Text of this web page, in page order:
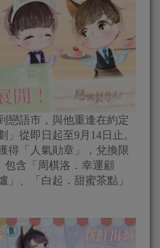
語市，與他重逢在約定
從即日起至9月14日止。
得「人氣勛章」，兌換限
包含「周棋洛．幸運顧
」、「白起．甜蜜茶點」